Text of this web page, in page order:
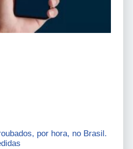
por hora, no Brasil.